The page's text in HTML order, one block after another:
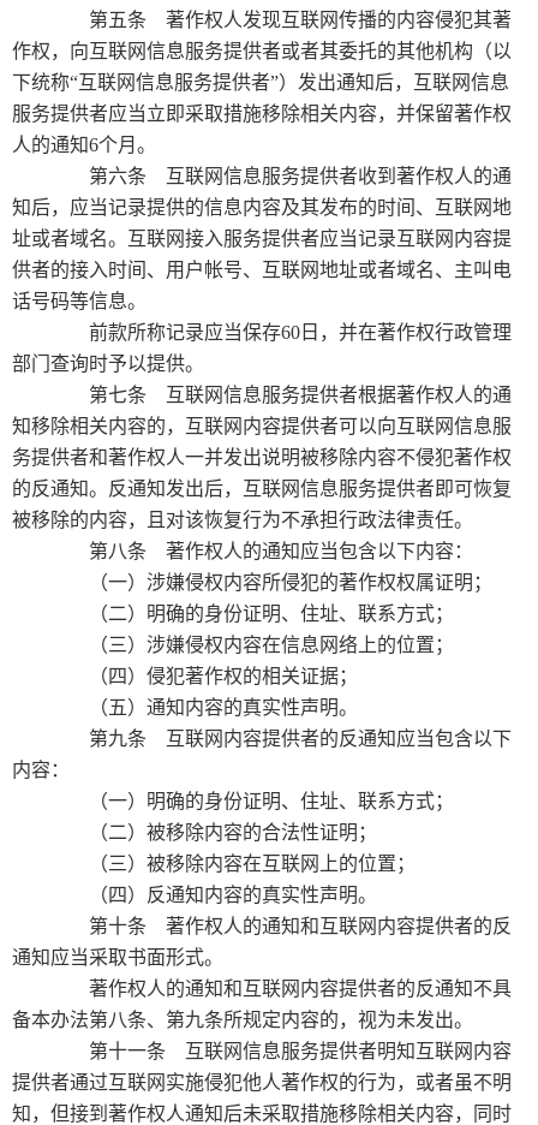
第五条 著作权人发现互联网传播的内容侵犯其著
作权，向互联网信息服务提供者或者其委托的其他机构（以
下统称“互联网信息服务提供者”）发出通知后，互联网信息
服务提供者应当立即采取措施移除相关内容，并保留著作权
人的通知6个月。
第六条 互联网信息服务提供者收到著作权人的通
知后，应当记录提供的信息内容及其发布的时间、互联网地
址或者域名。互联网接入服务提供者应当记录互联网内容提
供者的接入时间、用户帐号、互联网地址或者域名、主叫电
话号码等信息。
前款所称记录应当保存60日，并在著作权行政管理
部门查询时予以提供。
第七条 互联网信息服务提供者根据著作权人的通
知移除相关内容的，互联网内容提供者可以向互联网信息服
务提供者和著作权人一并发出说明被移除内容不侵犯著作权
的反通知。反通知发出后，互联网信息服务提供者即可恢复
被移除的内容，且对该恢复行为不承担行政法律责任。
第八条 著作权人的通知应当包含以下内容：
（一）涉嫌侵权内容所侵犯的著作权权属证明；
（二）明确的身份证明、住址、联系方式；
（三）涉嫌侵权内容在信息网络上的位置；
（四）侵犯著作权的相关证据；
（五）通知内容的真实性声明。
第九条 互联网内容提供者的反通知应当包含以下
内容：
（一）明确的身份证明、住址、联系方式；
（二）被移除内容的合法性证明；
（三）被移除内容在互联网上的位置；
（四）反通知内容的真实性声明。
第十条 著作权人的通知和互联网内容提供者的反
通知应当采取书面形式。
著作权人的通知和互联网内容提供者的反通知不具
备本办法第八条、第九条所规定内容的，视为未发出。
第十一条 互联网信息服务提供者明知互联网内容
提供者通过互联网实施侵犯他人著作权的行为，或者虽不明
知，但接到著作权人通知后未采取措施移除相关内容，同时